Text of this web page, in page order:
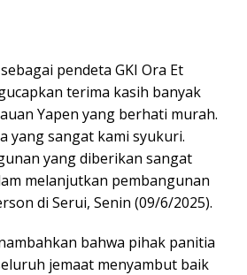
pendeta GKI Ora Et
terima kasih banyak
Yapen yang berhati murah.
yang sangat kami syukuri.
yang diberikan sangat
melanjutkan pembangunan
di Serui, Senin (09/6/2025).
bahwa pihak panitia
jemaat menyambut baik